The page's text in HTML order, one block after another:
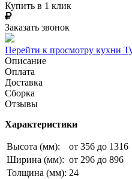
Купить в 1 клик
Заказать звонок
Перейти к просмотру кухни
Описание
Оплата
Доставка
Сборка
Отзывы
Характеристики
Высота (мм):
от 356 до 1316
Ширина (мм): от 296 до 896
Толщина (мм): 24